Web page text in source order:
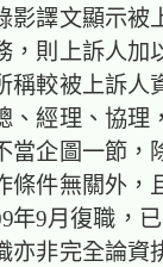
影譯文顯示被
，則上訴人加
稱較被上訴人
、經理、協理
當企圖一節，
條件無關外，
年9月復職，
完全論資